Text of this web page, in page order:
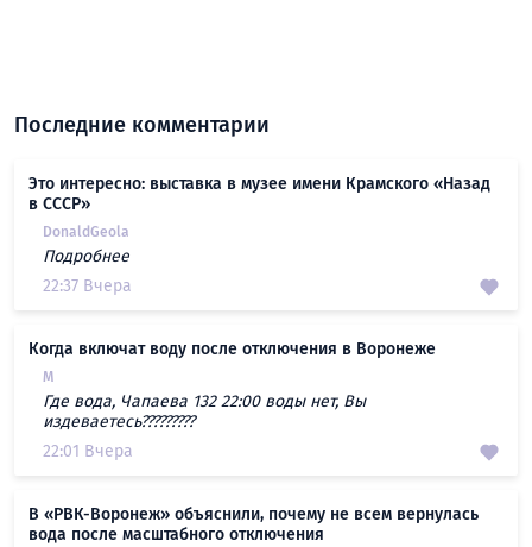
Последние комментарии
Это интересно: выставка в музее имени Крамского «Назад
в СССР»
DonaldGeola
Подробнее
22:37 Вчера
Когда включат воду после отключения в Воронеже
М
Где вода, Чапаева 132 22:00 воды нет, Вы
издеваетесь?????????
22:01 Вчера
В «РВК-Воронеж» объяснили, почему не всем вернулась
вода после масштабного отключения